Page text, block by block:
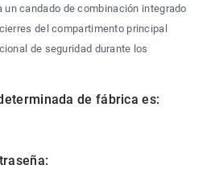
un candado de combinación integrado
del compartimento principal
de seguridad durante los
de fábrica es: